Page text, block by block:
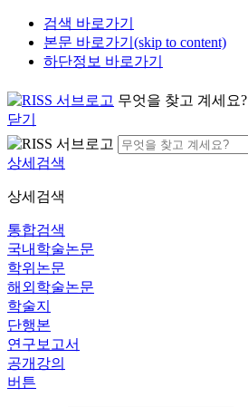
검색 바로가기
본문 바로가기(skip to content)
하단정보 바로가기
무엇을 찾고 계세요?
닫기
상세검색
상세검색
통합검색
국내학술논문
학위논문
해외학술논문
학술지
단행본
연구보고서
공개강의
버튼